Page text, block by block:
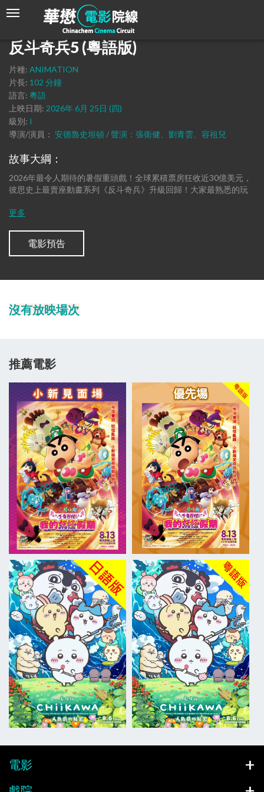
反斗奇兵5 (粵語版)
片種: ANIMATION
片長: 102 分鐘
語言: 粵語
上映日期: 2026年 6月 25日 (四)
級別: I
導演/演員： 安德魯史坦頓 / 聲演：張衛健、劉青雲、容祖兒
故事大綱：
2026年最令人期待的暑假重頭戲！全球累積票房狂收近30億美元，
彼思史上最賣座動畫系列《反斗奇兵》升級回歸！大家最熟悉的玩
要與現今小朋友最沉迷的各式電子科技產品決一死戰！迪士尼與彼
2026年6月18日起優先場，6月25日大銀幕上映。
沒有放映場次
推薦電影
電影